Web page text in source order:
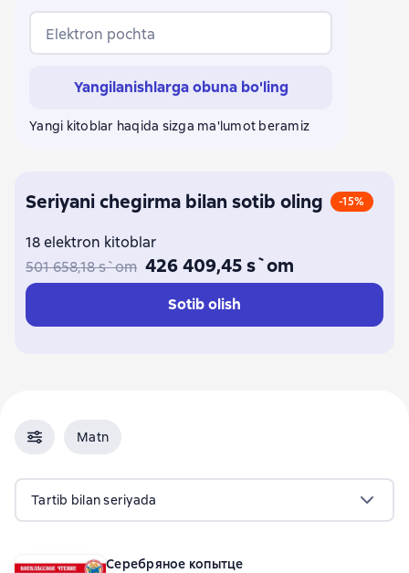
Елена Рубцова
Elektron pochta
Yangilanishlarga obuna bo'ling
Yangi kitoblar haqida sizga ma'lumot beramiz
Seriyani chegirma bilan sotib oling -15%
18 elektron kitoblar
501 658,18 s`om 426 409,45 s`om
Sotib olish
Matn
Tartib bilan seriyada
Серебряное копытце